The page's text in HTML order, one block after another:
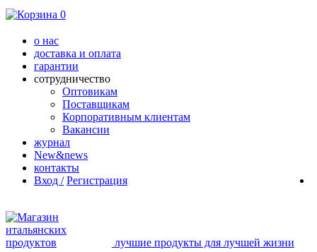
0
о нас
доставка и оплата
гарантии
сотрудничество
Оптовикам
Поставщикам
Корпоративным клиентам
Вакансии
журнал
New&news
контакты
Вход / Регистрация
лучшие продукты для лучшей жизни